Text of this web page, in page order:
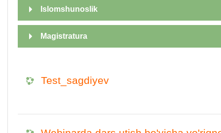
Islomshunoslik
Magistratura
Test_sagdiyev